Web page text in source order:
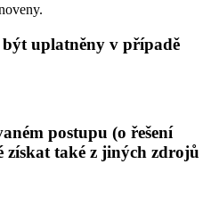
být uplatněny v případě
postupu (o řešení
získat také z jiných zdrojů